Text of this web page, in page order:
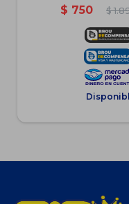
$ 750 $